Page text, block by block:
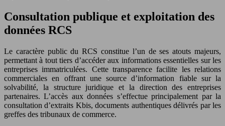
Consultation publique et exploitation des
données RCS
Le caractère public du RCS constitue l’un de ses atouts majeurs,
permettant à tout tiers d’accéder aux informations essentielles sur les
entreprises immatriculées. Cette transparence facilite les relations
commerciales en offrant une source d’information fiable sur la
solvabilité, la structure juridique et la direction des entreprises
partenaires. L’accès aux données s’effectue principalement par la
consultation d’extraits Kbis, documents authentiques délivrés par les
greffes des tribunaux de commerce.